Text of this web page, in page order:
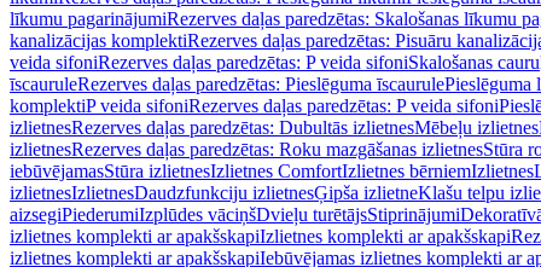
līkumu pagarinājumiRezerves daļas paredzētas: Skalošanas līkumu
kanalizācijas komplektiRezerves daļas paredzētas: Pisuāru
veida sifoniRezerves daļas paredzētas: P veida sifoniSkalošanas
īscauruleRezerves daļas paredzētas: Pieslēguma īscaurulePieslēguma
komplektiP veida sifoniRezerves daļas paredzētas: P veida sifoni
izlietnesRezerves daļas paredzētas: Dubultās izlietnesMēbeļu izlietnes
izlietnesRezerves daļas paredzētas: Roku mazgāšanas izlietnesStūra
iebūvējamasStūra izlietnesIzlietnes ComfortIzlietnes bērniemIzlietnes
izlietnesIzlietnesDaudzfunkciju izlietnesĢipša izlietneKlašu telpu
aizsegiPiederumiIzplūdes vāciņšDvieļu turētājsStiprinājumi
izlietnes komplekti ar apakšskapiIzlietnes komplekti ar apakšskapi
izlietnes komplekti ar apakšskapiIebūvējamas izlietnes komplekti ar